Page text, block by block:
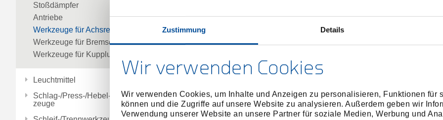
Zustimmung Details
Wir verwenden Cookies
Wir verwenden Cookies, um Inhalte und Anzeigen zu personalisieren, Funktionen für
können und die Zugriffe auf unsere Website zu analysieren. Außerdem geben wir
Verwendung unserer Website an unsere Partner für soziale Medien, Werbung und
Stoßdämpfer
Antriebe
Werkzeuge für Achsreparatur
Werkzeuge für Bremsen
Werkzeuge für Kupplung / Getriebe
Leuchtmittel
Schlag-/Press-/Hebel-/Einbauwerk
zeuge